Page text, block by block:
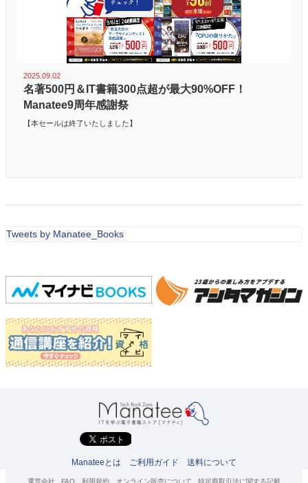
2025.09.02
名著500円＆IT書籍300点超が最大90%OFF！
Manatee9周年感謝祭
【本セールは終了いたしました】
Tweets by Manatee_Books
Manateeとは ご利用ガイド 送料について
運営会社 FAQ 利用規約 オンライン販売について 特定商取引法に関する記載